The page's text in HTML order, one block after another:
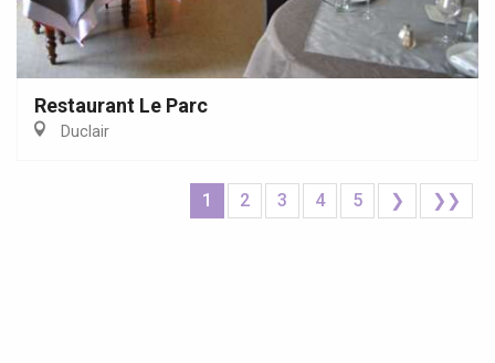
Restaurant Le Parc
Duclair
1 2 3 4 5 ❯ ❯❯